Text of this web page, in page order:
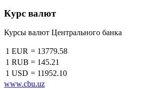
Курс валют
Курсы валют Центрального банка
1 EUR = 13779.58
1 RUB = 145.21
1 USD = 11952.10
www.cbu.uz